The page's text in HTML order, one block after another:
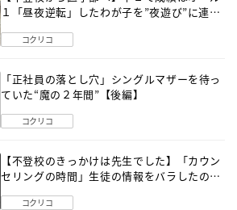
１「昼夜逆転」したわが子を”夜遊び”に連れ
コクリコ
「正社員の落とし穴」シングルマザーを待っ
ていた“魔の２年間”【後編】
コクリコ
【不登校のきっかけは先生でした】「カウン
セリングの時間」生徒の情報をバラしたの
コクリコ